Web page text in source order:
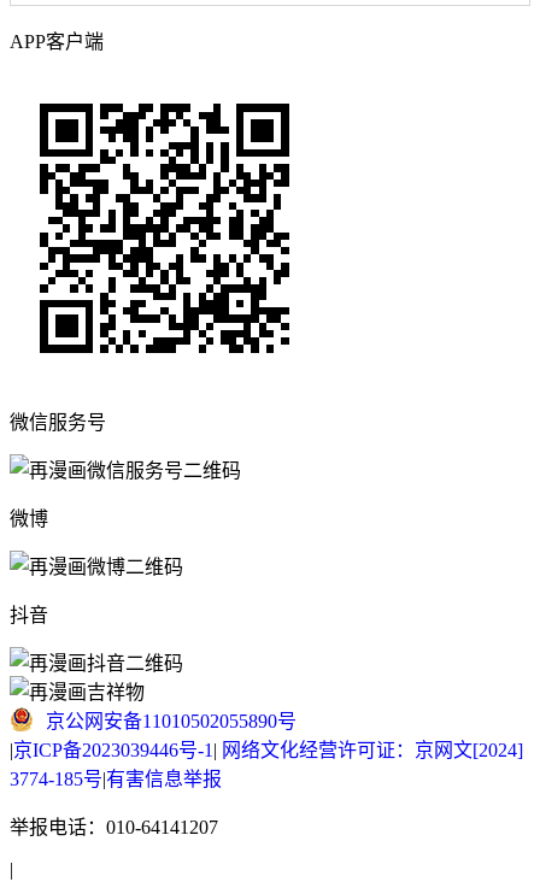
APP客户端
微信服务号
微博
抖音
京公网安备11010502055890号
|京ICP备2023039446号-1 | 网络文化经营许可证：京网文[2024]
3774-185号|有害信息举报
举报电话：010-64141207
|